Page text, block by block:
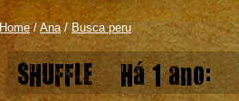
Home/ Ana/ Busca peru
SHUFFLE Há 1 ano: